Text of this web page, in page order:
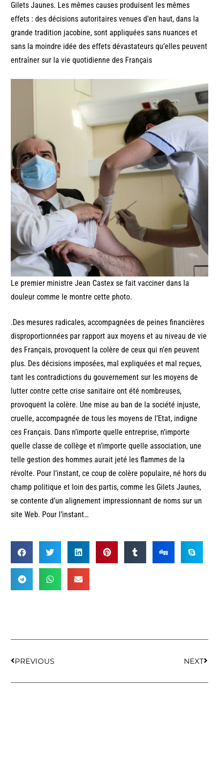
Gilets Jaunes. Les mêmes causes produisent les mêmes
effets : des décisions autoritaires venues d’en haut, dans la
grande tradition jacobine, sont appliquées sans nuances et
sans la moindre idée des effets dévastateurs qu’elles peuvent
entraîner sur la vie quotidienne des Français
Le premier ministre Jean Castex se fait vacciner dans la
douleur comme le montre cette photo.
.Des mesures radicales, accompagnées de peines financières
disproportionnées par rapport aux moyens et au niveau de vie
des Français, provoquent la colère de ceux qui n’en peuvent
plus. Des décisions imposées, mal expliquées et mal reçues,
tant les contradictions du gouvernement sur les moyens de
lutter contre cette crise sanitaire ont été nombreuses,
provoquent la colère. Une mise au ban de la société injuste,
cruelle, accompagnée de tous les moyens de l’Etat, indigne
ces Français. Dans n’importe quelle entreprise, n’importe
quelle classe de collège et n’importe quelle association, une
telle gestion des hommes aurait jeté les flammes de la
révolte. Pour l’instant, ce coup de colère populaire, né hors du
champ politique et loin des partis, comme les Gilets Jaunes,
se contente d’un alignement impressionnant de noms sur un
site Web. Pour l’instant…
PREVIOUS NEXT